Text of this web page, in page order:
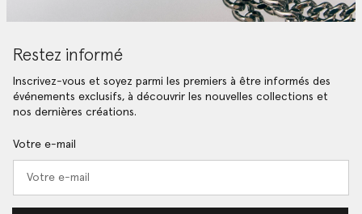
Restez informé
Inscrivez-vous et soyez parmi les premiers à être informés des
événements exclusifs, à découvrir les nouvelles collections et
nos dernières créations.
Votre e-mail